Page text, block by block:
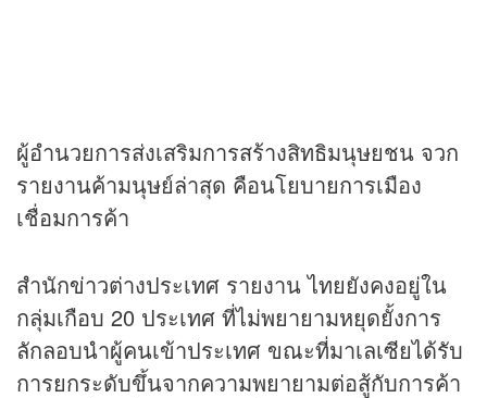
ผู้อำนวยการส่งเสริมการสร้างสิทธิมนุษยชน จวก
รายงานค้ามนุษย์ล่าสุด คือนโยบายการเมือง
เชื่อมการค้า
สำนักข่าวต่างประเทศ รายงาน ไทยยังคงอยู่ใน
กลุ่มเกือบ 20 ประเทศ ที่ไม่พยายามหยุดยั้งการ
ลักลอบนำผู้คนเข้าประเทศ ขณะที่มาเลเซียได้รับ
การยกระดับขึ้นจากความพยายามต่อสู้กับการค้า